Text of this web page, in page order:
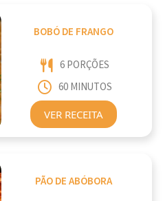
BOBÓ DE FRANGO
6 PORÇÕES
60 MINUTOS
VER RECEITA
PÃO DE ABÓBORA